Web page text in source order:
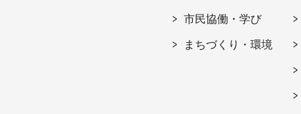
市民協働・学び
まちづくり・環境